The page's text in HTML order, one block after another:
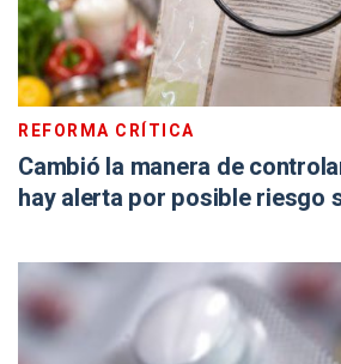
REFORMA CRÍTICA
Cambió la manera de
hay alerta por posible riesgo